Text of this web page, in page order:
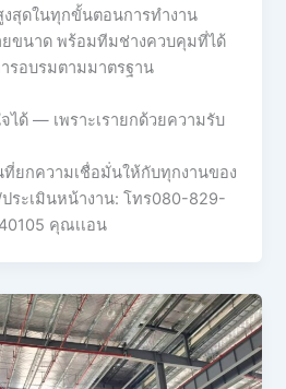
สุดในทุกขั้นตอนการทำงาน
ยขนาด พร้อมทีมช่างควบคุมที่ได้
รอบรมตามมาตรฐาน
ได้ — เพราะเรายกด้วยความรับ
ที่ยกความเชื่อมั่นให้กับทุกงานของ
ระเมินหน้างาน: โทร080-829-
คุณเเอน